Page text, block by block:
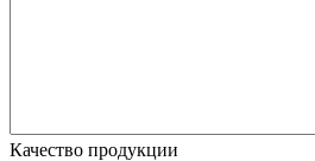
Качество продукции